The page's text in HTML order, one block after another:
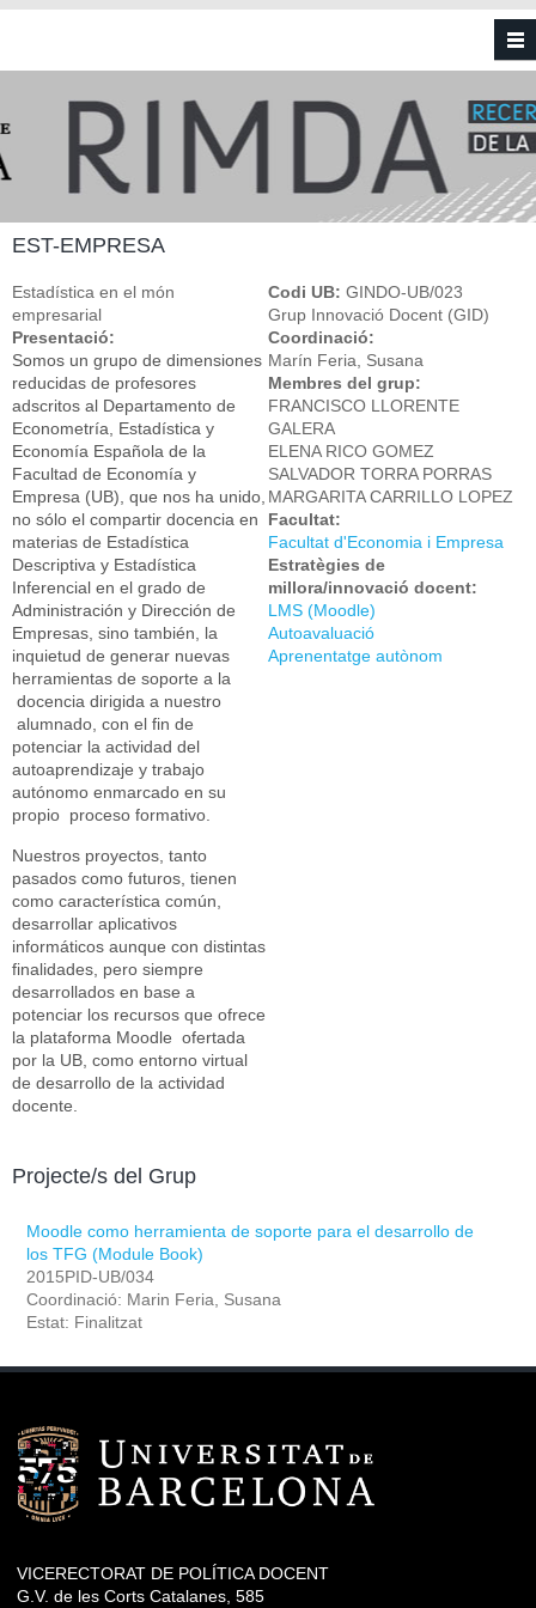
Vés al contingut
EST-EMPRESA
Estadística en el món
empresarial
Presentació:
Somos un grupo de dimensiones
reducidas de profesores
adscritos al Departamento de
Econometría, Estadística y
Economía Española de la
Facultad de Economía y
Empresa (UB), que nos ha unido,
no sólo el compartir docencia en
materias de Estadística
Descriptiva y Estadística
Inferencial en el grado de
Administración y Dirección de
Empresas, sino también, la
inquietud de generar nuevas
herramientas de soporte a la
docencia dirigida a nuestro
alumnado, con el fin de
potenciar la actividad del
autoaprendizaje y trabajo
autónomo enmarcado en su
propio proceso formativo.
Nuestros proyectos, tanto
pasados como futuros, tienen
como característica común,
desarrollar aplicativos
informáticos aunque con distintas
finalidades, pero siempre
desarrollados en base a
potenciar los recursos que ofrece
la plataforma Moodle ofertada
por la UB, como entorno virtual
de desarrollo de la actividad
docente.
Codi UB: GINDO-UB/023
Grup Innovació Docent (GID)
Coordinació:
Marín Feria, Susana
Membres del grup:
FRANCISCO LLORENTE
GALERA
ELENA RICO GOMEZ
SALVADOR TORRA PORRAS
MARGARITA CARRILLO LOPEZ
Facultat:
Facultat d'Economia i Empresa
Estratègies de
millora/innovació docent:
LMS (Moodle)
Autoavaluació
Aprenentatge autònom
Projecte/s del Grup
Moodle como herramienta de soporte para el desarrollo de
los TFG (Module Book)
2015PID-UB/034
Coordinació: Marin Feria, Susana
Estat: Finalitzat
VICERECTORAT DE POLÍTICA DOCENT
G.V. de les Corts Catalanes, 585